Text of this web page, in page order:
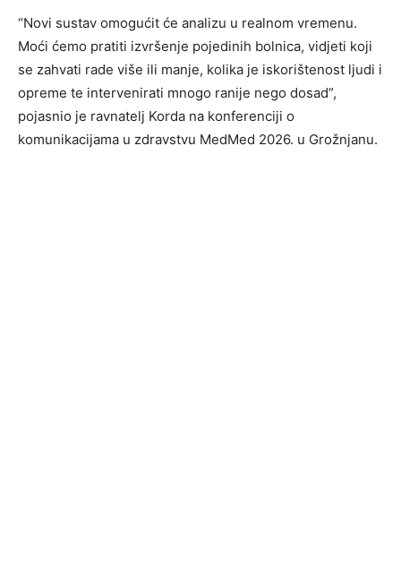
“Novi sustav omogućit će analizu u realnom vremenu.
Moći ćemo pratiti izvršenje pojedinih bolnica, vidjeti koji
se zahvati rade više ili manje, kolika je iskorištenost ljudi i
opreme te intervenirati mnogo ranije nego dosad”,
pojasnio je ravnatelj Korda na konferenciji o
komunikacijama u zdravstvu MedMed 2026. u Grožnjanu.